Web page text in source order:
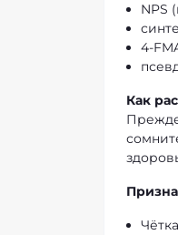
NPS
4-
Как
Прежде